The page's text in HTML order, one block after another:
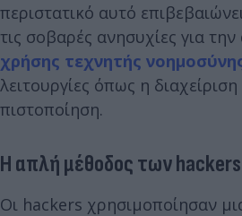
περιστατικό αυτό
τις σοβαρές ανησυχίες για
χρήσης τεχνητής
λειτουργίες όπως η
πιστοποίηση.
Η απλή μέθοδος των hackers
Οι hackers χρησιμοποίησαν